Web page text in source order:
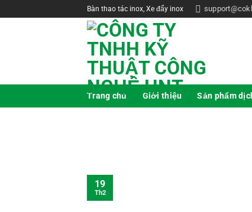
Bàn thao tác inox, Xe đẩy inox
Trang chủ Giới thiệu Sản phẩm
19
Th2